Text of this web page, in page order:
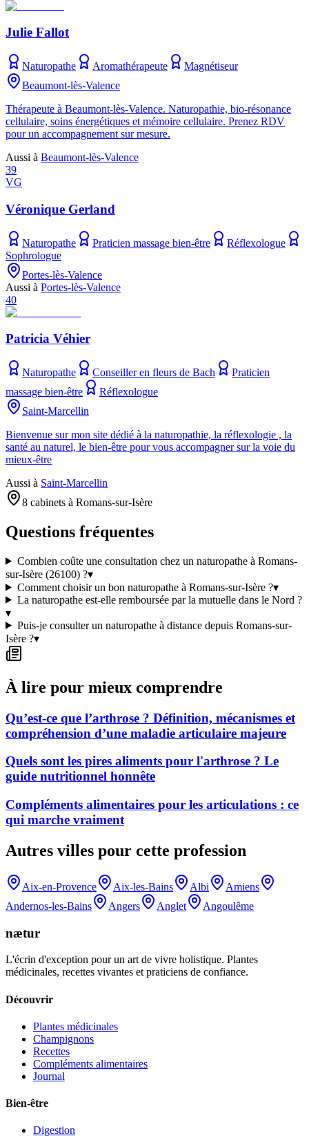
Julie Fallot
Naturopathe Aromathérapeute
Magnétiseur
Beaumont-lès-Valence
Thérapeute à Beaumont-lès-Valence. Naturopathie, bio-résonance
cellulaire, soins énergétiques et mémoire cellulaire. Prenez RDV
pour un accompagnement sur mesure.
Aussi à Beaumont-lès-Valence
39
VG
Véronique Gerland
Naturopathe Praticien massage bien-être
Réflexologue
Sophrologue
Portes-lès-Valence
Aussi à Portes-lès-Valence
40
Patricia Véhier
Naturopathe Conseiller en fleurs de Bach
Praticien
massage bien-être
Réflexologue
Saint-Marcellin
Bienvenue sur mon site dédié à la naturopathie, la réflexologie , la
santé au naturel, le bien-être pour vous accompagner sur la voie du
mieux-être
Aussi à Saint-Marcellin
8 cabinets à Romans-sur-Isère
Questions fréquentes
Combien coûte une consultation chez un naturopathe à Romans-
sur-Isère (26100) ?▾
Comment choisir un bon naturopathe à Romans-sur-Isère ?▾
La naturopathe est-elle remboursée par la mutuelle dans le Nord ?
▾
Puis-je consulter un naturopathe à distance depuis Romans-sur-
Isère ?▾
À lire pour mieux comprendre
Qu’est-ce que l’arthrose ? Définition, mécanismes et
compréhension d’une maladie articulaire majeure
Quels sont les pires aliments pour l'arthrose ? Le
guide nutritionnel honnête
Compléments alimentaires pour les articulations : ce
qui marche vraiment
Autres villes pour cette profession
Aix-en-Provence Aix-les-Bains Albi
Amiens
Andernos-les-Bains
Angers Anglet Angoulême
nætur
L'écrin d'exception pour un art de vivre holistique. Plantes
médicinales, recettes vivantes et praticiens de confiance.
Découvrir
Plantes médicinales
Champignons
Recettes
Compléments alimentaires
Journal
Bien-être
Digestion